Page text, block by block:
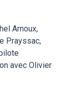
Arnoux,
Prayssac,
avec Olivier